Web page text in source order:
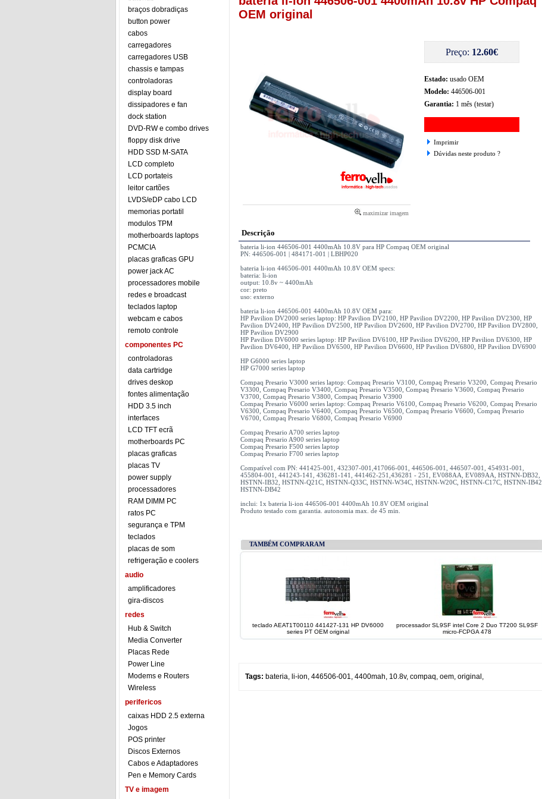
braços dobradiças
button power
cabos
carregadores
carregadores USB
chassis e tampas
controladoras
display board
dissipadores e fan
dock station
DVD-RW e combo drives
floppy disk drive
HDD SSD M-SATA
LCD completo
LCD portateis
leitor cartões
LVDS/eDP cabo LCD
memorias portatil
modulos TPM
motherboards laptops
PCMCIA
placas graficas GPU
power jack AC
processadores mobile
redes e broadcast
teclados laptop
webcam e cabos
remoto controle
componentes PC
controladoras
data cartridge
drives deskop
fontes alimentação
HDD 3.5 inch
interfaces
LCD TFT ecrã
motherboards PC
placas graficas
placas TV
power supply
processadores
RAM DIMM PC
ratos PC
segurança e TPM
teclados
placas de som
refrigeração e coolers
audio
amplificadores
gira-discos
redes
Hub & Switch
Media Converter
Placas Rede
Power Line
Modems e Routers
Wireless
perifericos
caixas HDD 2.5 externa
Jogos
POS printer
Discos Externos
Cabos e Adaptadores
Pen e Memory Cards
TV e imagem
OEM original
maximizar imagem
Preço: 12.60€
Estado: usado OEM
Modelo: 446506-001
Garantia: 1 mês (testar)
Imprimir
Dúvidas neste produto ?
Descrição
bateria li-ion 446506-001 4400mAh 10.8V para HP Compaq OEM original
PN: 446506-001 | 484171-001 | LBHP020
bateria li-ion 446506-001 4400mAh 10.8V OEM specs:
bateria: li-ion
output: 10.8v ~ 4400mAh
cor: preto
uso: externo
bateria li-ion 446506-001 4400mAh 10.8V OEM para:
HP Pavilion DV2000 series laptop: HP Pavilion DV2100, HP Pavilion DV2200, HP Pavilion DV2300, HP
Pavilion DV2400, HP Pavilion DV2500, HP Pavilion DV2600, HP Pavilion DV2700, HP Pavilion DV2800,
HP Pavilion DV2900
HP Pavilion DV6000 series laptop: HP Pavilion DV6100, HP Pavilion DV6200, HP Pavilion DV6300, HP
Pavilion DV6400, HP Pavilion DV6500, HP Pavilion DV6600, HP Pavilion DV6800, HP Pavilion DV6900
HP G6000 series laptop
HP G7000 series laptop
Compaq Presario V3000 series laptop: Compaq Presario V3100, Compaq Presario V3200, Compaq Presario
V3300, Compaq Presario V3400, Compaq Presario V3500, Compaq Presario V3600, Compaq Presario
V3700, Compaq Presario V3800, Compaq Presario V3900
Compaq Presario V6000 series laptop: Compaq Presario V6100, Compaq Presario V6200, Compaq Presario
V6300, Compaq Presario V6400, Compaq Presario V6500, Compaq Presario V6600, Compaq Presario
V6700, Compaq Presario V6800, Compaq Presario V6900
Compaq Presario A700 series laptop
Compaq Presario A900 series laptop
Compaq Presario F500 series laptop
Compaq Presario F700 series laptop
Compatível com PN: 441425-001, 432307-001,417066-001, 446506-001, 446507-001, 454931-001,
455804-001, 441243-141, 436281-141, 441462-251,436281 - 251, EV088AA, EV089AA, HSTNN-DB32,
HSTNN-IB32, HSTNN-Q21C, HSTNN-Q33C, HSTNN-W34C, HSTNN-W20C, HSTNN-C17C, HSTNN-IB42,
HSTNN-DB42
inclui: 1x bateria li-ion 446506-001 4400mAh 10.8V OEM original
Produto testado com garantia. autonomia max. de 45 min.
TAMBÉM COMPRARAM
teclado AEAT1T00110 441427-131 HP DV6000
series PT OEM original
processador SL9SF intel Core 2 Duo T7200 SL9SF
micro-FCPGA 478
Tags: bateria, li-ion, 446506-001, 4400mah, 10.8v, compaq, oem, original ,